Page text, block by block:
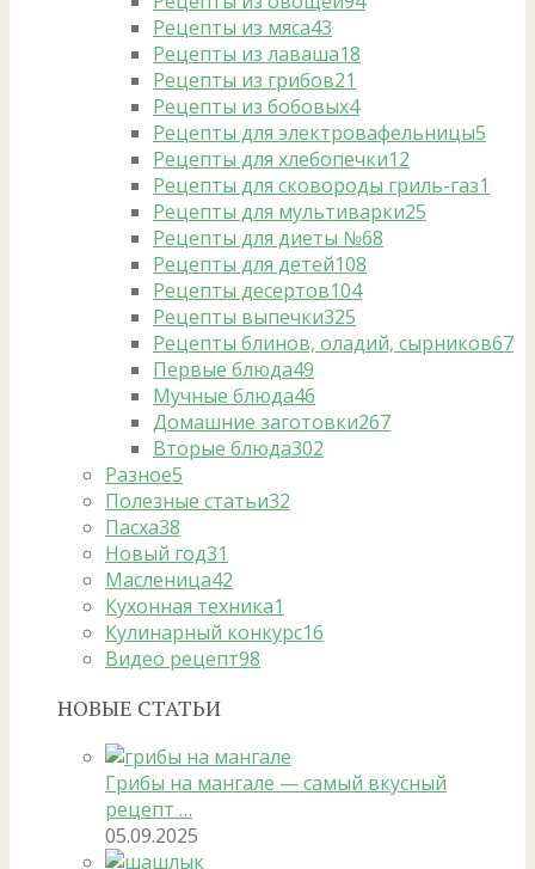
Рецепты из мяса43
Рецепты из лаваша18
Рецепты из грибов21
Рецепты из бобовых4
Рецепты для электровафельницы5
Рецепты для хлебопечки12
Рецепты для сковороды гриль-газ1
Рецепты для мультиварки25
Рецепты для диеты №68
Рецепты для детей108
Рецепты десертов104
Рецепты выпечки325
Рецепты блинов, оладий, сырников67
Первые блюда49
Мучные блюда46
Домашние заготовки267
Вторые блюда302
Разное5
Полезные статьи32
Пасха38
Новый год31
Масленица42
Кухонная техника1
Кулинарный конкурс16
Видео рецепт98
НОВЫЕ СТАТЬИ
Грибы на мангале — самый вкусный
рецепт …
05.09.2025